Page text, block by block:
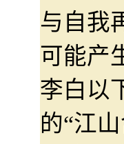
与自我
可能产
李白以
的“江